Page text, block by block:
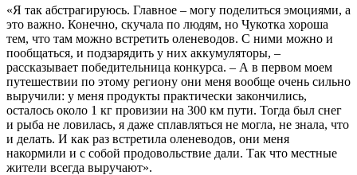
«Я так абстрагируюсь. Главное – могу поделиться эмоциями, а
это важно. Конечно, скучала по людям, но Чукотка хороша
тем, что там можно встретить оленеводов. С ними можно и
пообщаться, и подзарядить у них аккумуляторы, –
рассказывает победительница конкурса. – А в первом моем
путешествии по этому региону они меня вообще очень сильно
выручили: у меня продукты практически закончились,
осталось около 1 кг провизии на 300 км пути. Тогда был снег
и рыба не ловилась, я даже сплавляться не могла, не знала, что
и делать. И как раз встретила оленеводов, они меня
накормили и с собой продовольствие дали. Так что местные
жители всегда выручают».